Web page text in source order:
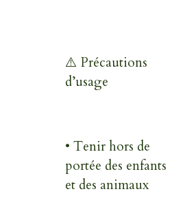
⚠️ Précautions
d’usage
• Tenir hors de
portée des enfants
et des animaux